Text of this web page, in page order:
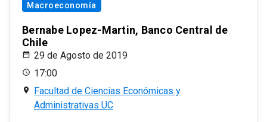
Macroeconomía
Bernabe Lopez-Martin, Banco Central de
Chile
29 de Agosto de 2019
17:00
Facultad de Ciencias Económicas y
Administrativas UC